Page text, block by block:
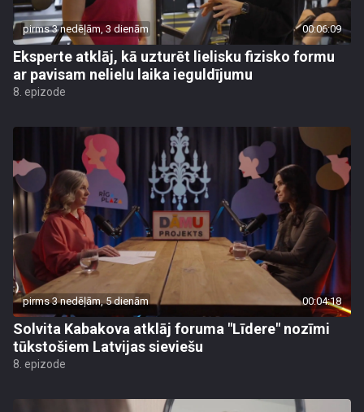
pirms 3 nedēļām, 3 dienām 00:06:09
Eksperte atklāj, kā uzturēt lielisku fizisko formu
ar pavisam nelielu laika ieguldījumu
8. epizode
pirms 3 nedēļām, 5 dienām 00:04:18
Solvita Kabakova atklāj foruma "Līdere" nozīmi
tūkstošiem Latvijas sieviešu
8. epizode